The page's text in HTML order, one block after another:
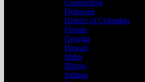
Connecticut
Delaware
District of Columbia
Florida
Georgia
Hawaii
Idaho
Illinois
Indiana